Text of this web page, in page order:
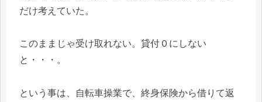
だけ考えていた。
このままじゃ受け取れない。貸付０にしない
と・・・。
という事は、自転車操業で、終身保険から借りて返